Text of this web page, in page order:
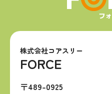
株式会社コアスリー
FORCE
〒489-0925